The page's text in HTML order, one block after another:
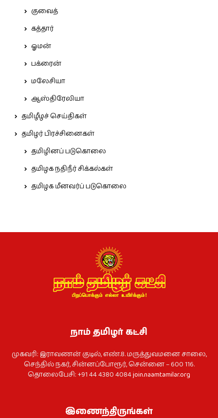
குவைத்
கத்தார்
ஓமன்
பக்ரைன்
மலேசியா
ஆஸ்திரேலியா
தமிழீழச் செய்திகள்
தமிழர் பிரச்சினைகள்
தமிழினப் படுகொலை
தமிழக நதிநீர் சிக்கல்கள்
தமிழக மீனவர்ப் படுகொலை
நாம் தமிழர் கட்சி
முகவரி: இராவணன் குடில், எண்.8. மருத்துவமனை சாலை,
செந்தில் நகர், சின்னப்போரூர், சென்னை – 600 116.
தொலைபேசி: +91 44 4380 4084join.naamtamilar.org
இணைந்திருங்கள்